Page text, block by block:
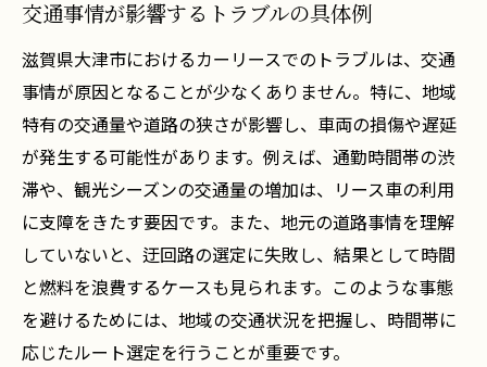
契約書の重要事項徹底確認
リース料金に含まれるサービスの理解
隠れたコストへの注意点
契約期間中の車両状態管理法
保険内容の詳細確認と最適化
トラブル防止のための事前協議
カーリーストラブル発生時の迅速対応法と滋賀
県大津市での事例
トラブルシューティングの基礎知識
地域での過去のトラブル事例紹介
交通事情が影響するトラブルの具体例
滋賀県大津市におけるカーリースでのトラブルは、交通
事情が原因となることが少なくありません。特に、地域
特有の交通量や道路の狭さが影響し、車両の損傷や遅延
が発生する可能性があります。例えば、通勤時間帯の渋
滞や、観光シーズンの交通量の増加は、リース車の利用
に支障をきたす要因です。また、地元の道路事情を理解
していないと、迂回路の選定に失敗し、結果として時間
と燃料を浪費するケースも見られます。このような事態
を避けるためには、地域の交通状況を把握し、時間帯に
応じたルート選定を行うことが重要です。